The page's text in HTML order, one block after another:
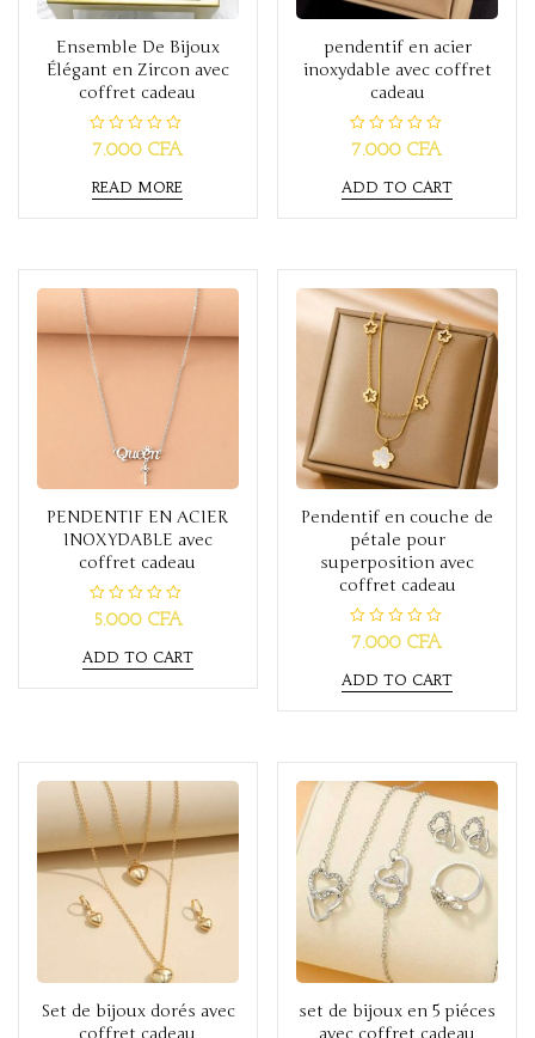
Ensemble De Bijoux
Élégant en Zircon avec
coffret cadeau
R
a
e
d
0
o
f
7.000 CFA
READ MORE
pendentif en acier
inoxydable avec coffret
cadeau
R
a
e
d
0
o
f
5
7.000CFA
ADD TO CART
PENDENTIF EN ACIER
INOXYDABLE avec
coffret cadeau
R
a
e
d
0
5.000 CFA
ADD TO CART
Pendentif en couche de
pétale pour
superposition avec
coffret cadeau
R
a
e
d
0
o
f
5
7.000CFA
ADD TO CART
Set de bijoux dorés avec
coffret cadeau
set de bijoux en 5 piéces
avec coffret cadeau